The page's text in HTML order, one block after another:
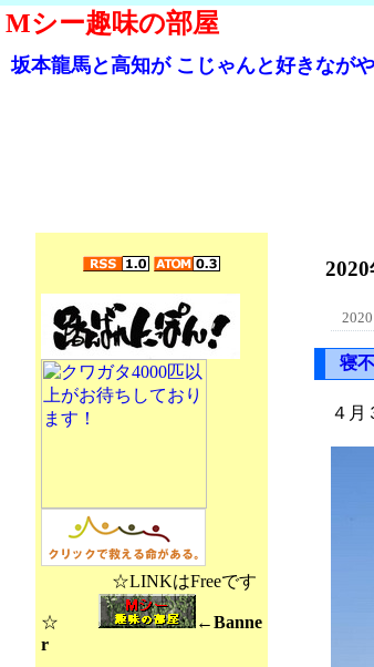
Mシー趣味の部屋
坂本龍馬と高知が こじゃんと好きながや
☆LINKはFreeです
☆
←Banne
r
寝
４月